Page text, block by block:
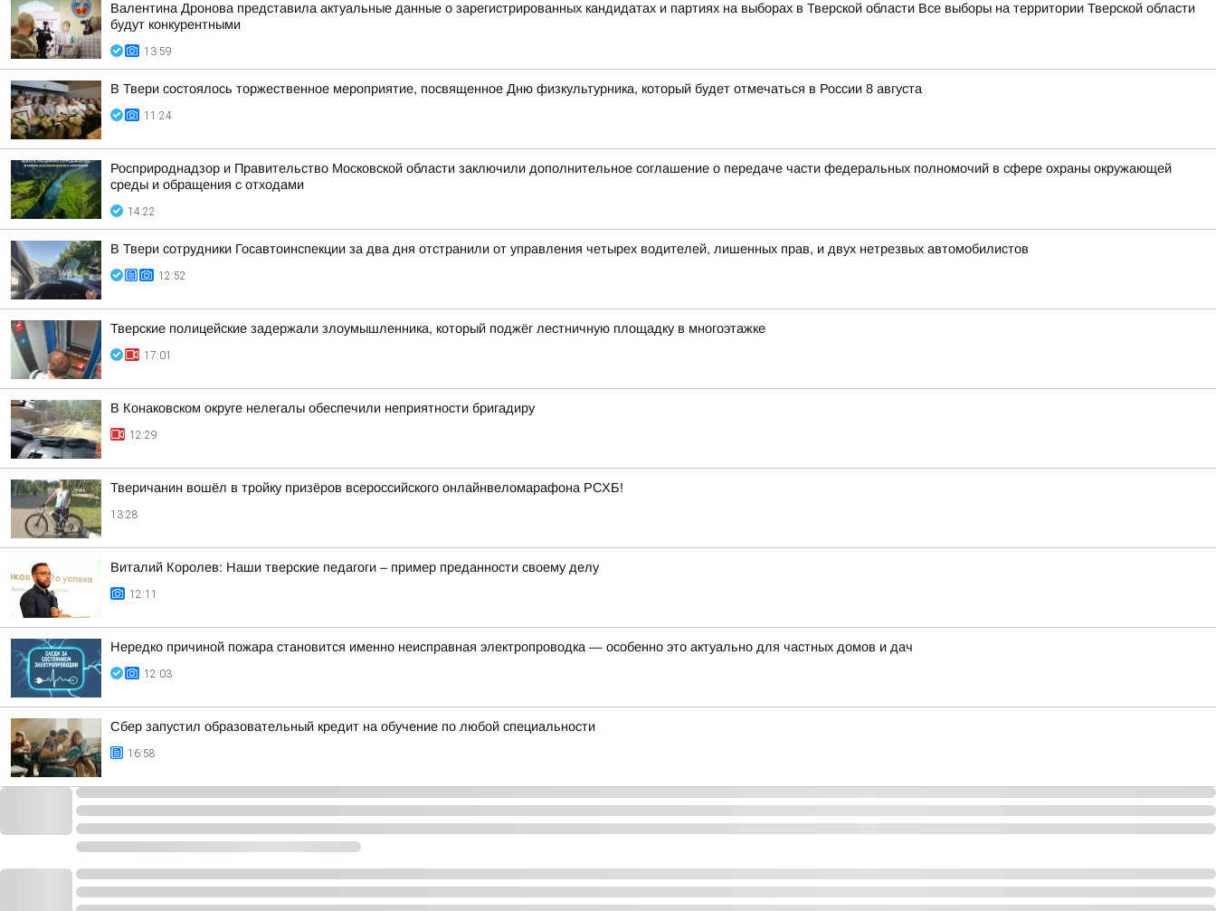
Валентина Дронова представила актуальные данные о зарегистрированных кандидатах и партиях на выборах в Тверской области Все выборы на территории Тверской области
будут конкурентными
13:59
В Твери состоялось торжественное мероприятие, посвященное Дню физкультурника, который будет отмечаться в России 8 августа
11:24
Росприроднадзор и Правительство Московской области заключили дополнительное соглашение о передаче части федеральных полномочий в сфере охраны окружающей
среды и обращения с отходами
14:22
В Твери сотрудники Госавтоинспекции за два дня отстранили от управления четырех водителей, лишенных прав, и двух нетрезвых автомобилистов
12:52
Тверские полицейские задержали злоумышленника, который поджёг лестничную площадку в многоэтажке
17:01
В Конаковском округе нелегалы обеспечили неприятности бригадиру
12:29
Тверичанин вошёл в тройку призёров всероссийского онлайнвеломарафона РСХБ!
13:28
Виталий Королев: Наши тверские педагоги – пример преданности своему делу
12:11
Нередко причиной пожара становится именно неисправная электропроводка — особенно это актуально для частных домов и дач
12:03
Сбер запустил образовательный кредит на обучение по любой специальности
16:58